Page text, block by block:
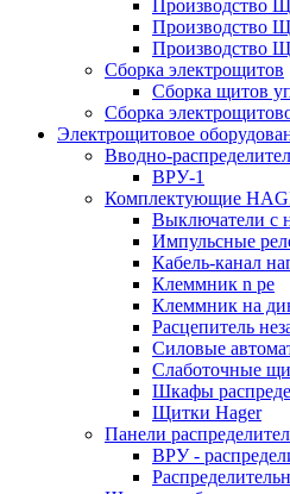
Производство
Производство
Производство
Сборка электрощитов
Сборка щитов
Сборка
Электрощитовое
Вводно-
ВРУ-1
Комплектующие
Выключатели с
Импульсные
Кабель-канал
Клеммник n pe
Клеммник на
Расцепитель
Силовые
Слаботочные
Шкафы
Щитки Hager
Панели
ВРУ -